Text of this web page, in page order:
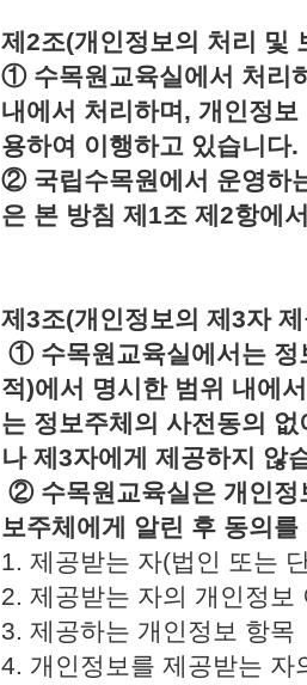
제2조(개인정보의 처리 및
① 수목원교육실에서 처리
내에서 처리하며, 개인정
용하여 이행하고 있습니다.
② 국립수목원에서 운영하
은 본 방침 제1조 제2항에
제3조(개인정보의 제3자
① 수목원교육실에서는 정
적)에서 명시한 범위 내에
는 정보주체의 사전동의
나 제3자에게 제공하지 않
② 수목원교육실은 개인정
보주체에게 알린 후 동의
1. 제공받는 자(법인 또
2. 제공받는 자의 개인정
3. 제공하는 개인정보
4. 개인정보를 제공받는